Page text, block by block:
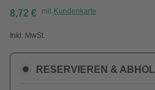
8,72 € mit Kundenkarte
Inkl. MwSt.
RESERVIEREN &